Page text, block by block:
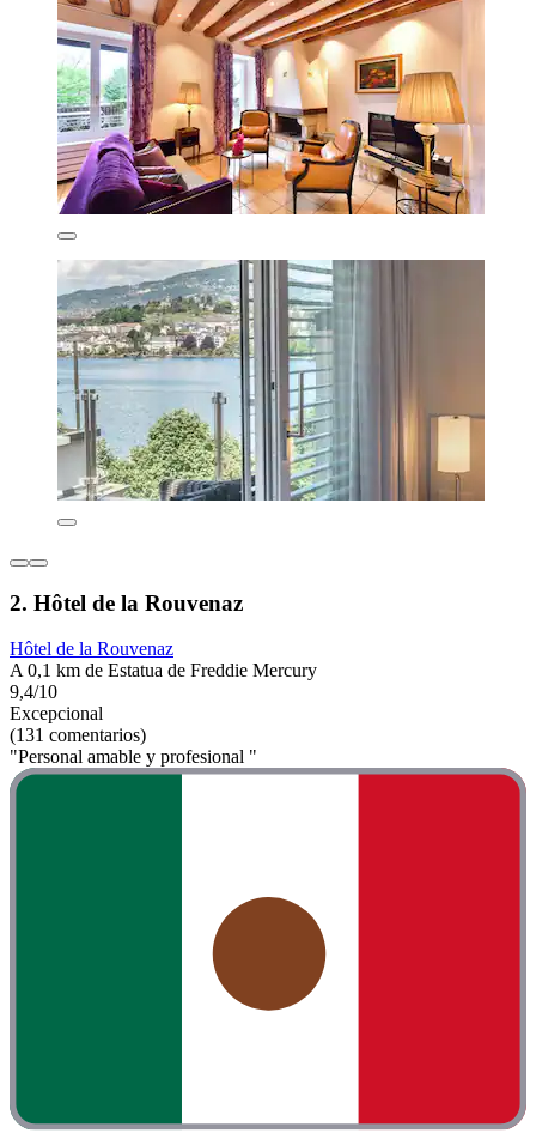
2. Hôtel de la Rouvenaz
Hôtel de la Rouvenaz
A 0,1 km de Estatua de Freddie Mercury
9,4/10
Excepcional
(131 comentarios)
"Personal amable y profesional "